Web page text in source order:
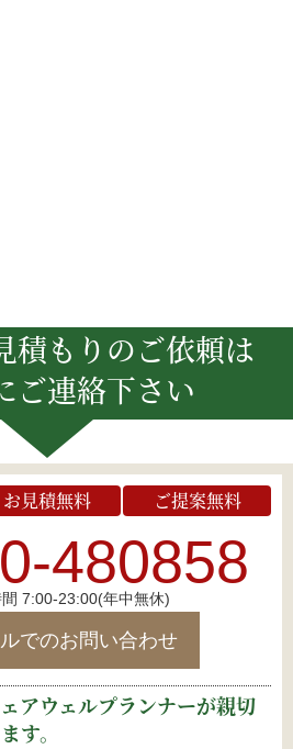
積もりのご依頼は
ご連絡下さい
お見積無料 ご提案無料
480858
7:00-23:00(年中無休)
でのお問い合わせ
アウェルプランナーが親切
す。